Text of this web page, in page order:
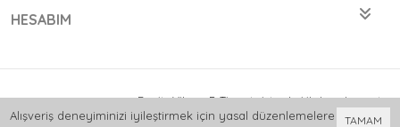
HESABIM
Bu siteVikaon E-Ticaret sistemleriile hazırlanmıştır.
TAMAM
Alışveriş deneyiminizi iyileştirmek için yasal düzenlemelere